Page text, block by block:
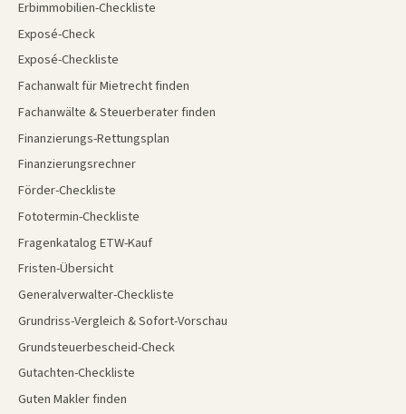
Erbimmobilien-Checkliste
Exposé-Check
Exposé-Checkliste
Fachanwalt für Mietrecht finden
Fachanwälte & Steuerberater finden
Finanzierungs-Rettungsplan
Finanzierungsrechner
Förder-Checkliste
Fototermin-Checkliste
Fragenkatalog ETW-Kauf
Fristen-Übersicht
Generalverwalter-Checkliste
Grundriss-Vergleich & Sofort-Vorschau
Grundsteuerbescheid-Check
Gutachten-Checkliste
Guten Makler finden